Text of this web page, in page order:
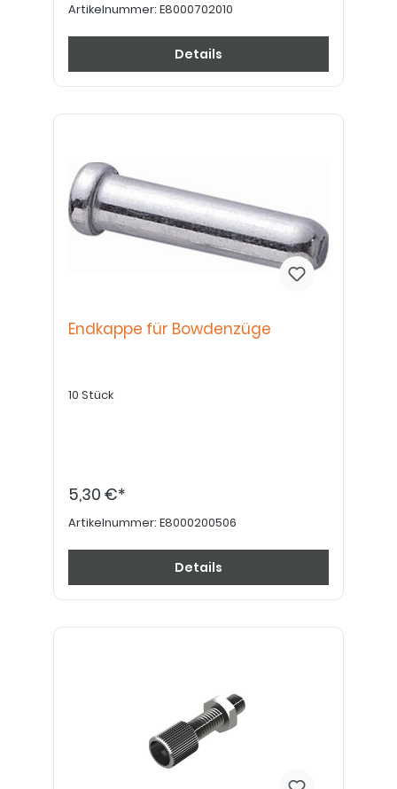
Artikelnummer: E8000702010
Details
Endkappe für Bowdenzüge
10 Stück
5,30 €*
Artikelnummer: E8000200506
Details